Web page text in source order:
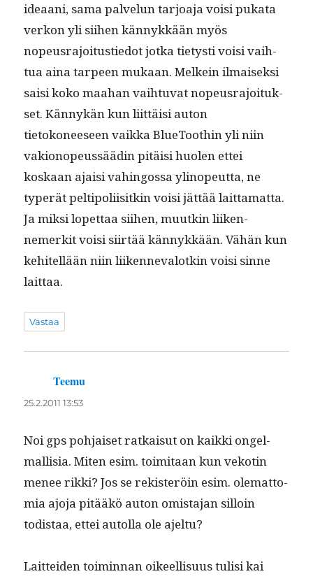
ideaani, sama palvelun tar­joa­ja voisi puka­ta
verkon yli siihen kän­nykkään myös
nopeusra­joi­tustiedot jot­ka tietysti voisi vai­h­
tua aina tarpeen mukaan. Melkein ilmaisek­si
saisi koko maa­han vai­h­tu­vat nopeusra­joituk­
set. Kän­nykän kun liit­täisi auton
tietokoneeseen vaik­ka Blue­Tooth­in yli niin
vakionopeussäädin pitäisi huolen ettei
koskaan ajaisi vahin­gos­sa ylinopeut­ta, ne
type­r­ät peltipoli­isitkin voisi jät­tää lait­ta­mat­ta.
Ja mik­si lopet­taa siihen, muutkin liiken­
nemerk­it voisi siirtää kän­nykkään. Vähän kun
kehitel­lään niin liiken­neval­otkin voisi sinne
laittaa.
Vastaa
Teemu
25.2.2011 13:53
Noi gps poh­jaiset ratkaisut on kaik­ki ongel­
mallisia. Miten esim. toim­i­taan kun vekotin
menee rik­ki? Jos se rek­isteröin esim. olemat­to­
mia ajo­ja pitääkö auton omis­ta­jan sil­loin
todis­taa, ettei autol­la ole ajeltu?
Lait­tei­den toimin­nan oikeel­lisu­us tulisi kai